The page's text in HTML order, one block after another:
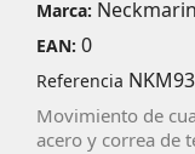
Marca:
EAN: 0
Referencia
Movimiento de
acero y correa de